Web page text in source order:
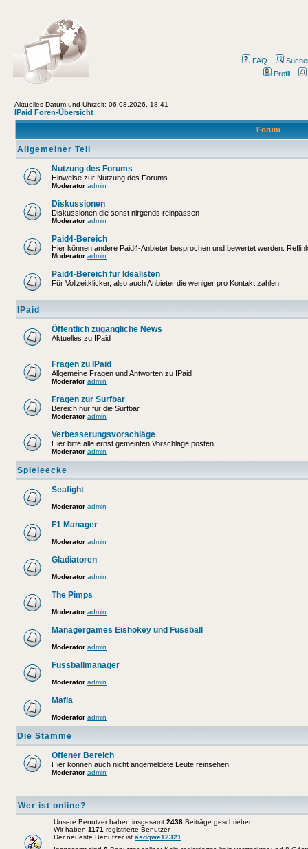
FAQ
Profil
Aktuelles Datum und Uhrzeit: 06.08.2026, 18:41
IPaid Foren-Übersicht
Forum
Allgemeiner Teil
Nutzung des Forums
Hinweise zur Nutzung des Forums
Moderator admin
Diskussionen
Diskussionen die sonst nirgends reinpassen
Moderator admin
Paid4-Bereich
Hier können andere Paid4-Anbieter besprochen und bewertet werden.
Moderator admin
Paid4-Bereich für Idealisten
Für Vollzeitklicker, also auch Anbieter die weniger pro Kontakt zahlen
IPaid
Öffentlich zugängliche News
Aktuelles zu IPaid
Fragen zu IPaid
Allgemeine Fragen und Antworten zu IPaid
Moderator admin
Fragen zur Surfbar
Bereich nur für die Surfbar
Moderator admin
Verbesserungsvorschläge
Hier bitte alle ernst gemeinten Vorschläge posten.
Moderator admin
Spieleecke
Seafight
Moderator admin
F1 Manager
Moderator admin
Gladiatoren
Moderator admin
The Pimps
Moderator admin
Managergames Eishokey und Fussball
Moderator admin
Fussballmanager
Moderator admin
Mafia
Moderator admin
Die Stämme
Offener Bereich
Hier können auch nicht angemeldete Leute reinsehen.
Moderator admin
Wer ist online?
Unsere Benutzer haben insgesamt 2436 Beiträge geschrieben.
Wir haben 1171 registrierte Benutzer.
Der neueste Benutzer ist asdqwe12321